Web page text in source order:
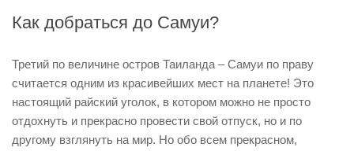
Тайланд
Куда поехать?
Полезно знать
Отдых с детьми
Как добраться до Самуи?
Третий по величине остров Таиланда – Самуи по праву
считается одним из красивейших мест на планете! Это
настоящий райский уголок, в котором можно не просто
отдохнуть и прекрасно провести свой отпуск, но и по
другому взглянуть на мир. Но обо всем прекрасном,